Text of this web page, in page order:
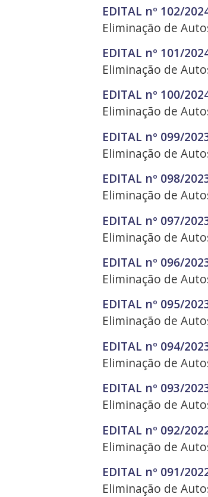
EDITAL nº 102/
Eliminação de
EDITAL nº 101/
Eliminação de
EDITAL nº 100/
Eliminação de
EDITAL nº 099/
Eliminação de
EDITAL nº 098/
Eliminação de
EDITAL nº 097/
Eliminação de
EDITAL nº 096/
Eliminação de
EDITAL nº 095/
Eliminação de
EDITAL nº 094/
Eliminação de
EDITAL nº 093/
Eliminação de
EDITAL nº 092/
Eliminação de
EDITAL nº 091/
Eliminação de